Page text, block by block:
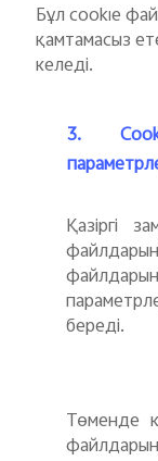
Бұл cookie
қамтамасыз
келеді.
3.
Қазіргі
береді.
Төменде